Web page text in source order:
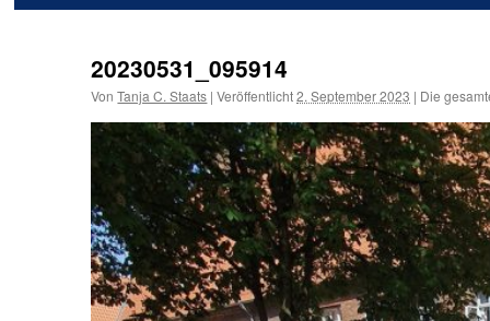
20230531_095914
Von Tanja C. Staats | Veröffentlicht 2. September 2023 | Die